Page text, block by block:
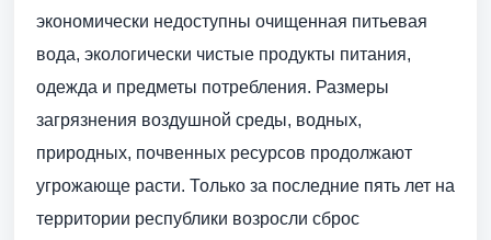
экономически недоступны очищенная питьевая
вода, экологически чистые продукты питания,
одежда и предметы потребления. Размеры
загрязнения воздушной среды, водных,
природных, почвенных ресурсов продолжают
угрожающе расти. Только за последние пять лет на
территории республики возросли сброс